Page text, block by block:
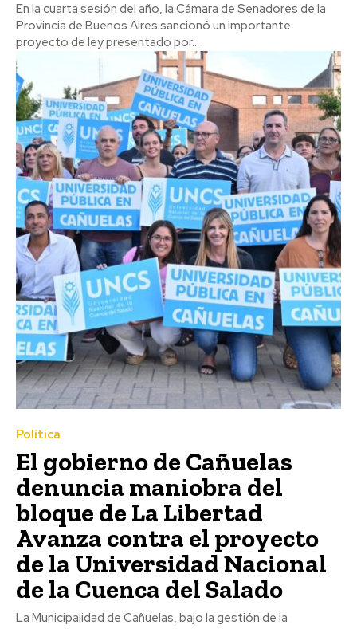
En la cuarta sesión del año, la Cámara de Senadores de la
Provincia de Buenos Aires sancionó un importante
proyecto de ley presentado por...
Política
El gobierno de Cañuelas
denuncia maniobra del
bloque de La Libertad
Avanza contra el proyecto
de la Universidad Nacional
de la Cuenca del Salado
La Municipalidad de Cañuelas, bajo la gestión de la